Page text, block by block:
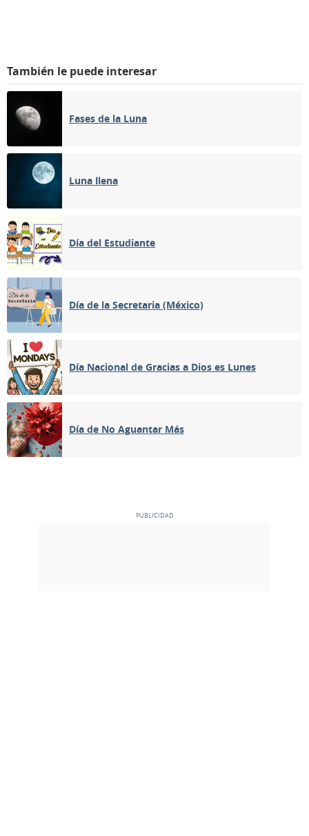
También le puede interesar
Fases de la Luna
Luna llena
Día del Estudiante
Día de la Secretaria (México)
Día Nacional de Gracias a Dios es Lunes
Día de No Aguantar Más